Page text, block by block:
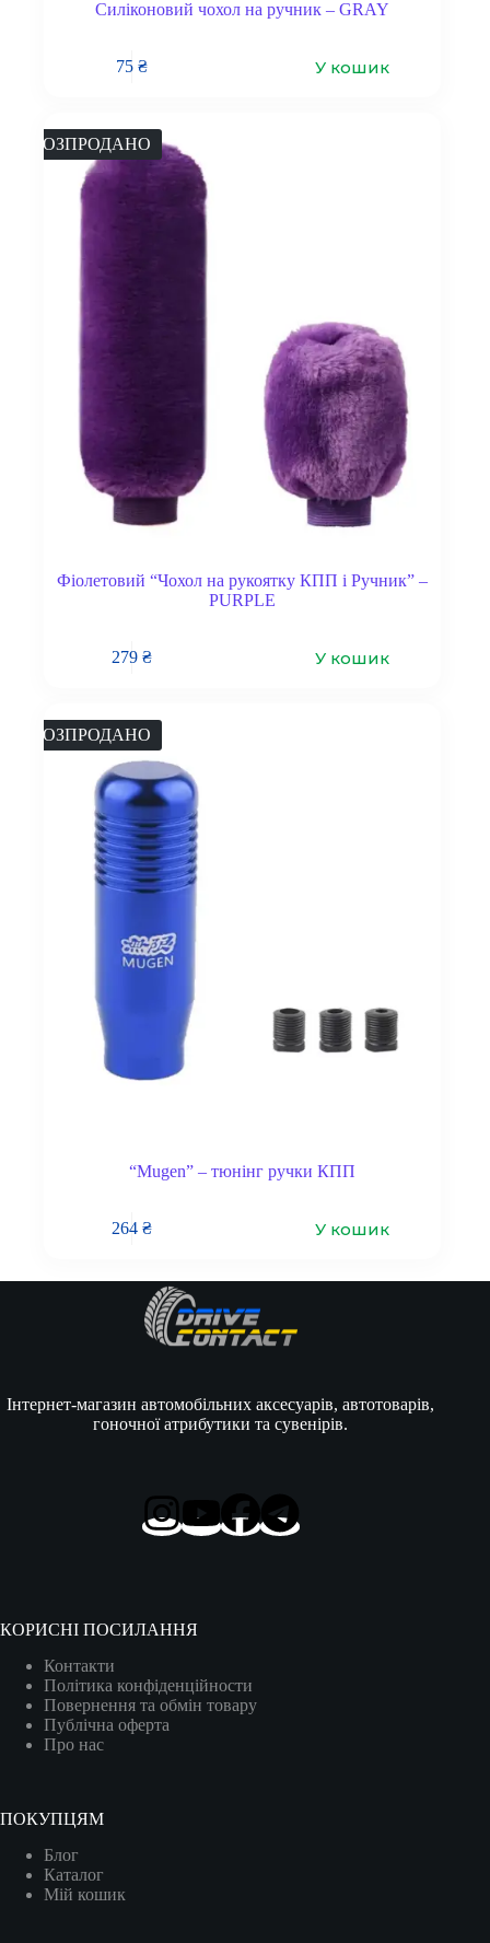
Силіконовий чохол на ручник – GRAY
75₴ У кошик
РОЗПРОДАНО
Фіолетовий “Чохол на рукоятку КПП і Ручник” –
PURPLE
279₴ У кошик
РОЗПРОДАНО
“Mugen” – тюнінг ручки КПП
264₴ У кошик
Інтернет-магазин автомобільних аксесуарів, автотоварів,
гоночної атрибутики та сувенірів.
КОРИСНІ ПОСИЛАННЯ
Контакти
Політика конфіденційности
Повернення та обмін товару
Публічна оферта
Про нас
ПОКУПЦЯМ
Блог
Каталог
Мій кошик